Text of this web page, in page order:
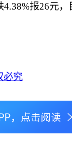
报26元，
必究